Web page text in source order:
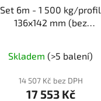
Set 6m - 1 500 kg/profil
136x142 mm (bez
Skladem (>5 balení)
14 507 Kč bez DPH
17 553 Kč